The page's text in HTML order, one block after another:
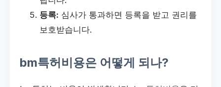
등록: 심사가 통과하면 등록을 받고 권리를
보호받습니다.
bm특허비용은 어떻게 되나?